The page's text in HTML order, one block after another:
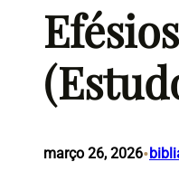
março 26, 2026•